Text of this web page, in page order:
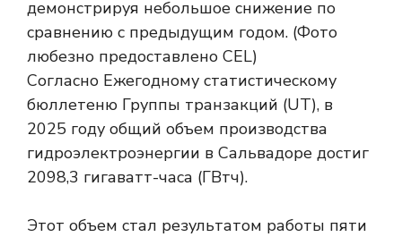
Согласно Ежегодному статистическому
бюллетеню Группы транзакций (UT), в
2025 году общий объем производства
гидроэлектроэнергии в Сальвадоре достиг
2098,3 гигаватт-часа (ГВтч).
Этот объем стал результатом работы пяти